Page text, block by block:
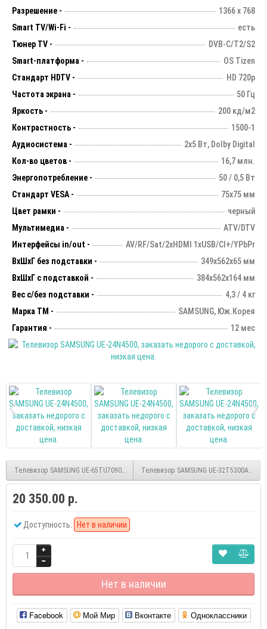
Разрешение -
1366 х 768
Smart TV/Wi-Fi -
есть
Тюнер TV -
DVB-C/T2/S2
Smart-платформа -
OS Tizen
Стандарт HDTV -
HD 720p
Частота экрана -
50 Гц
Яркость -
200 кд/м2
Контрастность -
1500-1
Аудиосистема -
2х5 Вт, Dolby Digital
Кол-во цветов -
16,7 млн.
Энергопотребление -
50 / 0,5 Вт
Стандарт VESA -
75х75 мм
Цвет рамки -
черный
Мультимедиа -
ATV/DTV
Интерфейсы in/out -
AV/RF/Sat/2xHDMI 1xUSB/CI+/YPbPr
ВхШхГ без подставки -
349х562х65 мм
ВхШхГ с подставкой -
384x562x164 мм
Вес с/без подставки -
4,3 / 4 кг
Марка ТМ -
SAMSUNG, Юж.Корея
Гарантия -
12 мес
Телевизор SAMSUNG UE-65TU7090UXRU Телевизор SAMSUNG UE-32T5300AU
20 350.00 р.
Доступность: Нет в наличии
Нет в наличии
Facebook Мой Мир Вконтакте Одноклассники